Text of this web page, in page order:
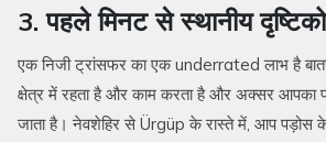
3. पहले मिनट से स्थानीय
एक निजी ट्रांसफर का एक underrated लाभ है
क्षेत्र में रहता है और काम करता है और अक्सर आपका
जाता है। नेवशेहिर से Ürgüp के रास्ते में, आप पड़ोस के